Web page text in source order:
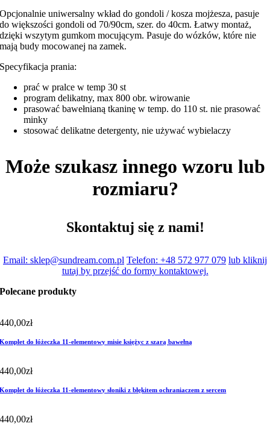
Opcjonalnie uniwersalny wkład do gondoli / kosza mojżesza, pasuje
do większości gondoli od 70/90cm, szer. do 40cm. Łatwy montaż,
dzięki wszytym gumkom mocującym. Pasuje do wózków, które nie
mają budy mocowanej na zamek.
Specyfikacja prania:
prać w pralce w temp 30 st
program delikatny, max 800 obr. wirowanie
prasować bawełnianą tkaninę w temp. do 110 st. nie prasować
minky
stosować delikatne detergenty, nie używać wybielaczy
Może szukasz innego wzoru lub
rozmiaru?
Skontaktuj się z nami!
Email: sklep@sundream.com.pl Telefon: +48 572 977 079 lub kliknij
tutaj by przejść do formy kontaktowej.
Polecane produkty
440,00zł
Komplet do łóżeczka 11-elementowy misie księżyc z szarą bawełną
440,00zł
Komplet do łóżeczka 11-elementowy słoniki z błękitem ochraniaczem z sercem
440,00zł